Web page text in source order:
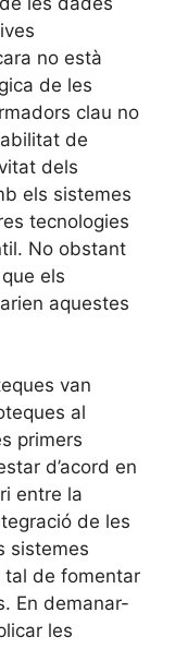
no està
de les
clau no
de
dels
els sistemes
tecnologies
No obstant
els
aquestes
van
al
primers
d’acord en
entre la
de les
sistemes
tal de fomentar
En demanar-
les